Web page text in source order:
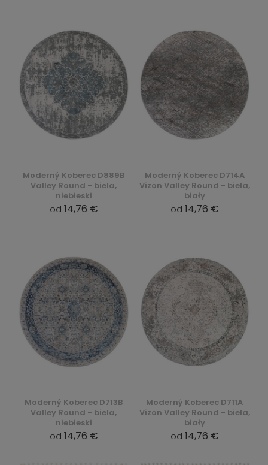
Moderný Koberec D889B
Valley Round - biela,
niebieski
od 14,76 €
Moderný Koberec D714A
Vizon Valley Round - biela,
biały
od 14,76 €
Moderný Koberec D713B
Valley Round - biela,
niebieski
od 14,76 €
Moderný Koberec D711A
Vizon Valley Round - biela,
biały
od 14,76 €